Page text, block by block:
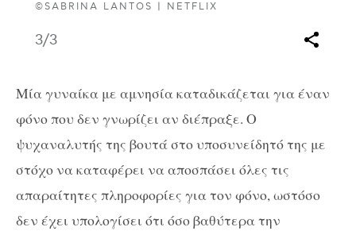
©SABRINA LANTOS | NETFLIX
3/3
Μία γυναίκα με αμνησία καταδικάζεται για έναν
φόνο που δεν γνωρίζει αν διέπραξε. Ο
ψυχαναλυτής της βουτά στο υποσυνείδητό της με
στόχο να καταφέρει να αποσπάσει όλες τις
απαραίτητες πληροφορίες για τον φόνο, ωστόσο
δεν έχει υπολογίσει ότι όσο βαθύτερα την